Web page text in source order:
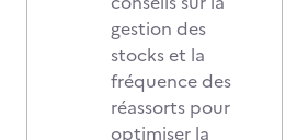
gestion des
stocks et la
fréquence des
réassorts pour
optimiser la